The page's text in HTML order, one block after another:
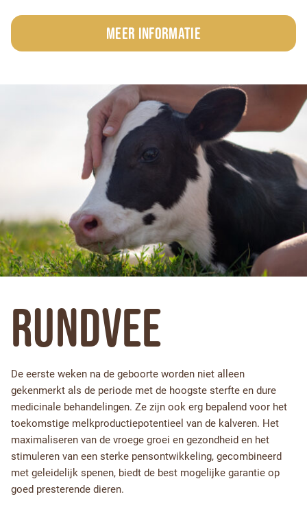
Meer informatie
Rundvee
De eerste weken na de geboorte worden niet alleen
gekenmerkt als de periode met de hoogste sterfte en dure
medicinale behandelingen. Ze zijn ook erg bepalend voor het
toekomstige melkproductiepotentieel van de kalveren. Het
maximaliseren van de vroege groei en gezondheid en het
stimuleren van een sterke pensontwikkeling, gecombineerd
met geleidelijk spenen, biedt de best mogelijke garantie op
goed presterende dieren.